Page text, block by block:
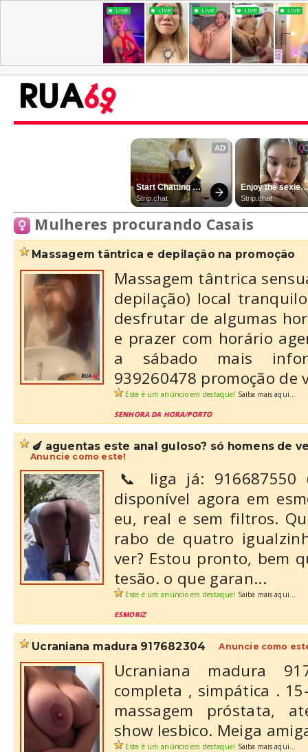
Mulheres procurando Casais
massagem tântrica e depilação na promoção
Massagem tântrica
depilação) local
desfrutar de algumas
e prazer com horário
a sábado mais
939260478 promoção de
Este é um anúncio em destaque! Saiba mais aqui...
SENHORA DA HORA/PORTO
🍆 aguentas este anal guloso? só homens de
Anuncie como este!
​📞 liga já: 916687550
disponível agora em
eu, real e sem filtros.
rabo de quatro
ver? Estou pronto, bem
tesão. ​o que garan...
Este é um anúncio em destaque! Saiba mais aqui...
ESMORIZ
ucraniana madura 917682304 Anuncie como
Ucraniana madura
completa , simpática .
massagem próstata,
show lesbico. Meiga
Este é um anúncio em destaque! Saiba mais aqui...